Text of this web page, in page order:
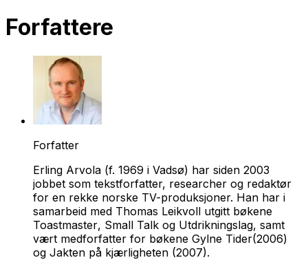
Forfattere
Forfatter
Erling Arvola (f. 1969 i Vadsø) har siden 2003
jobbet som tekstforfatter, researcher og redaktør
for en rekke norske TV-produksjoner. Han har i
samarbeid med Thomas Leikvoll utgitt bøkene
Toastmaster, Small Talk og Utdrikningslag, samt
vært medforfatter for bøkene Gylne Tider(2006)
og Jakten på kjærligheten (2007).